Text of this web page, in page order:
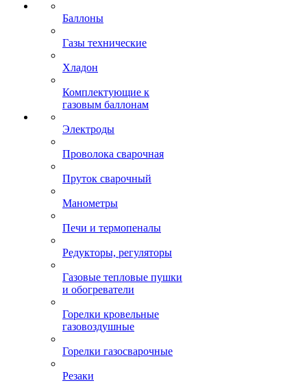
Баллоны
Газы технические
Хладон
Комплектующие к
газовым баллонам
Электроды
Проволока сварочная
Пруток сварочный
Манометры
Печи и термопеналы
Редукторы, регуляторы
Газовые тепловые пушки
и обогреватели
Горелки кровельные
газовоздушные
Горелки газосварочные
Резаки